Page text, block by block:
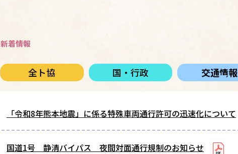
新着情報
全ト協 国・行政 交通情報
「令和8年熊本地震」に係る特殊車両通行許可の迅速化について
国道1号 静清バイパス 夜間対面通行規制のお知らせ